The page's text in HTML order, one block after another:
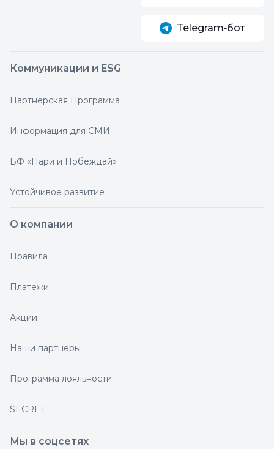
Telegram‑бот
Коммуникации и ESG
Партнерская Программа
Информация для СМИ
БФ «Пари и Побеждай»
Устойчивое развитие
О компании
Правила
Платежи
Акции
Наши партнеры
Программа лояльности
SECRET
Мы в соцсетях